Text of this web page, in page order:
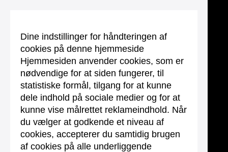
Dine indstillinger for håndteringen af
cookies på denne hjemmeside
Hjemmesiden anvender cookies, som er
nødvendige for at siden fungerer, til
statistiske formål, tilgang for at kunne
dele indhold på sociale medier og for at
kunne vise målrettet reklameindhold. Når
du vælger at godkende et niveau af
cookies, accepterer du samtidig brugen
af cookies på alle underliggende